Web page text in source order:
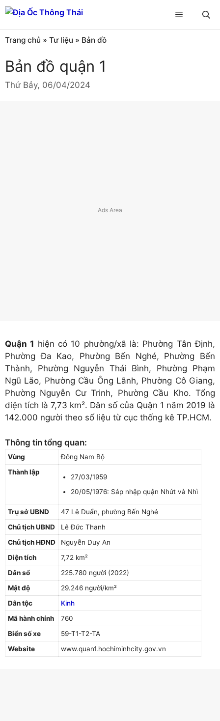
Chuyển
đến
nội
dung
Menu
Trang chủ » Tư liệu » Bản đồ
Bản đồ quận 1
Thứ Bảy, 06/04/2024
Quận 1 hiện có 10 phường/xã là: Phường Tân Định,
Phường Đa Kao, Phường Bến Nghé, Phường Bến
Thành, Phường Nguyễn Thái Bình, Phường Phạm
Ngũ Lão, Phường Cầu Ông Lãnh, Phường Cô Giang,
Phường Nguyễn Cư Trinh, Phường Cầu Kho. Tổng
diện tích là 7,73 km². Dân số của Quận 1 năm 2019 là
142.000 người theo số liệu từ cục thống kê TP.HCM.
Thông tin tổng quan:
Vùng
Đông Nam Bộ
Thành lập
27/03/1959
20/05/1976: Sáp nhập quận Nhứt và Nhì
Trụ sở UBND
47 Lê Duẩn, phường Bến Nghé
Chủ tịch UBND
Lê Đức Thanh
Chủ tịch HĐND
Nguyễn Duy An
Diện tích
7,72 km²
Dân số
225.780 người (2022)
Mật độ
29.246 người/km²
Dân tộc
Kinh
Mã hành chính
760
Biển số xe
59-T1-T2-TA
Website
www.quan1.hochiminhcity.gov.vn